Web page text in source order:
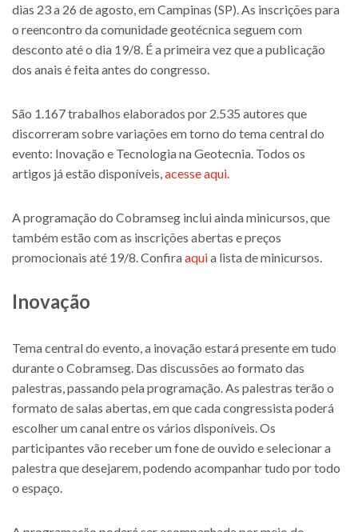
dias 23 a 26 de agosto, em Campinas (SP). As inscrições para
o reencontro da comunidade geotécnica seguem com
desconto até o dia 19/8. É a primeira vez que a publicação
dos anais é feita antes do congresso.
São 1.167 trabalhos elaborados por 2.535 autores que
discorreram sobre variações em torno do tema central do
evento: Inovação e Tecnologia na Geotecnia. Todos os
artigos já estão disponíveis, acesse aqui.
A programação do Cobramseg inclui ainda minicursos, que
também estão com as inscrições abertas e preços
promocionais até 19/8. Confiraaquia lista de minicursos.
Inovação
Tema central do evento, a inovação estará presente em tudo
durante o Cobramseg. Das discussões ao formato das
palestras, passando pela programação. As palestras terão o
formato de salas abertas, em que cada congressista poderá
escolher um canal entre os vários disponíveis. Os
participantes vão receber um fone de ouvido e selecionar a
palestra que desejarem, podendo acompanhar tudo por todo
o espaço.